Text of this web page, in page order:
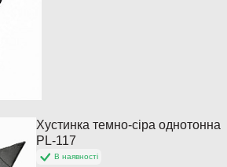
Хустинка темно-сіра однотонна
PL-117
В наявності